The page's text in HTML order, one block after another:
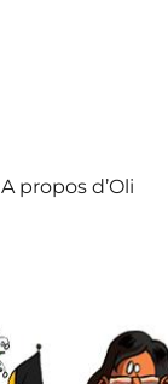
A propos d’Oli